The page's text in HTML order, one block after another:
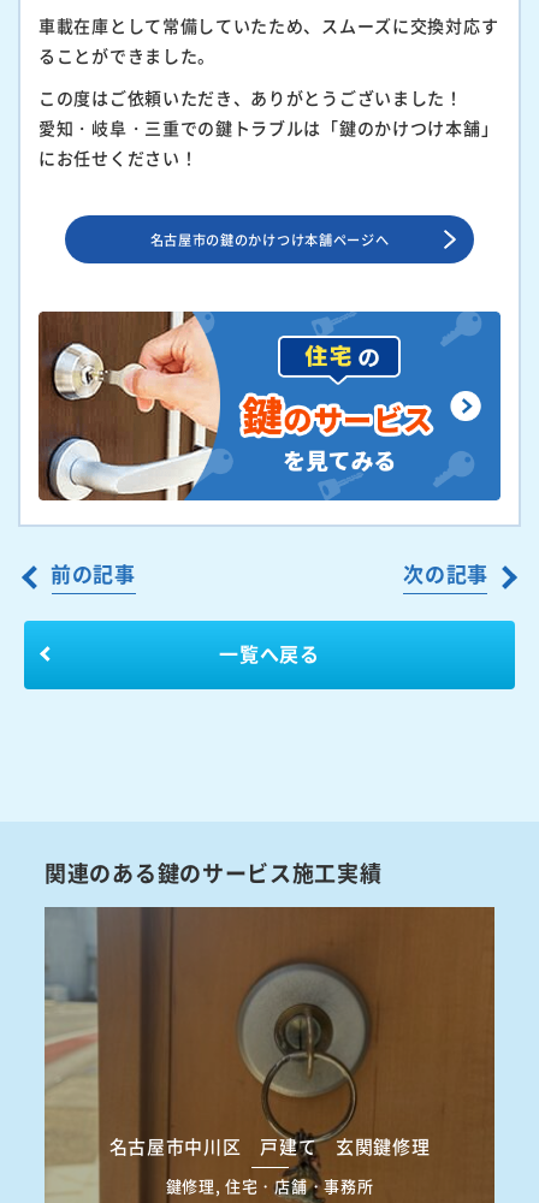
車載在庫として常備していたため、スムーズに交換対応す
ることができました。
この度はご依頼いただき、ありがとうございました！
愛知・岐阜・三重での鍵トラブルは「鍵のかけつけ本舗」
にお任せください！
名古屋市の鍵のかけつけ本舗ページへ
前の記事
一覧へ戻る
次の記事
関連のある鍵のサービス施工実績
名古屋市中川区 戸建て 玄関鍵修理
鍵修理, 住宅・店舗・事務所